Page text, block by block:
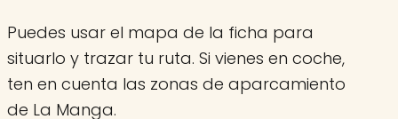
Puedes usar el mapa de la ficha para
situarlo y trazar tu ruta. Si vienes en coche,
ten en cuenta las zonas de aparcamiento
de La Manga.